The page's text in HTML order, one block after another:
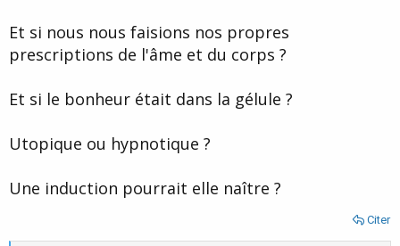
i
o
Et si nous nous faisions nos propres
prescriptions de l'âme et du corps ?
Et si le bonheur était dans la gélule ?
Utopique ou hypnotique ?
Une induction pourrait elle naître ?
Citer